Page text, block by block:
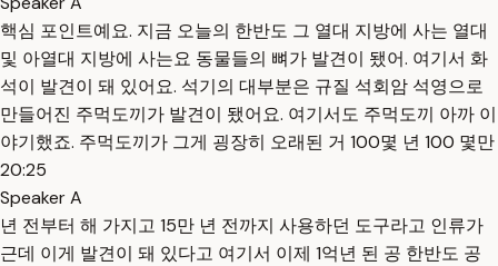
핵심 포인트예요. 지금 오늘의 한반도 그 열대 지방에 사는 열대
및 아열대 지방에 사는요 동물들의 뼈가 발견이 됐어. 여기서 화
석이 발견이 돼 있어요. 석기의 대부분은 규질 석회암 석영으로
만들어진 주먹도끼가 발견이 됐어요. 여기서도 주먹도끼 아까 이
야기했죠. 주먹도끼가 그게 굉장히 오래된 거 100몇 년 100 몇만
20:25
Speaker A
년 전부터 해 가지고 15만 년 전까지 사용하던 도구라고 인류가
근데 이게 발견이 돼 있다고 여기서 이제 1억년 된 공 한반도 공